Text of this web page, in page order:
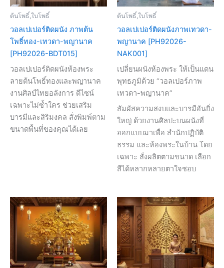
ต้นโพธิ์,ใบโพธิ์
วอลเปเปอร์ติดผนัง ภาพต้น
โพธิ์ทอง-เทวดา-พญานาค
[PH92026-BDT015]
วอลเปเปอร์ติดผนังห้องพระ
ลายต้นโพธิ์ทองและพญานาค
งานศิลป์ไทยอลังการ ดีไซน์
เฉพาะไม่ซ้ำใคร ช่วยเสริม
บารมีและสิริมงคล สั่งพิมพ์ตาม
ขนาดพื้นที่ของคุณได้เลย
ต้นโพธิ์,ใบโพธิ์
วอลเปเปอร์ติดผนังภาพเทวดา-
พญานาค [PH92026-
NAK001]
เปลี่ยนผนังห้องพระ ให้เป็นแดน
พุทธภูมิด้วย “วอลเปอร์ภาพ
เทวดา-พญานาค”
สัมผัสความสงบและบารมีอันยิ่ง
ใหญ่ ด้วยงานศิลปะบนผนังที่
ออกแบบมาเพื่อ สำนักปฏิบัติ
ธรรม และห้องพระในบ้าน โดย
เฉพาะ สั่งผลิตตามขนาด เลือก
สีได้หลากหลายตาใจชอบ